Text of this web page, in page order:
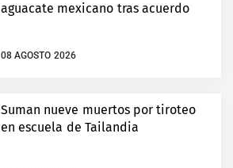
aguacate mexicano tras acuerdo
08 AGOSTO 2026
Suman nueve muertos por tiroteo
en escuela de Tailandia